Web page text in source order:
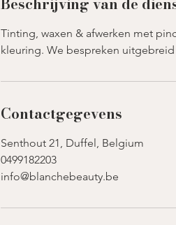
5
m
i
.
Tinting, waxen & afwerken met
kleuring. We bespreken uitgebreid
Contactgegevens
Senthout 21, Duffel, Belgium
0499182203
info@blanchebeauty.be